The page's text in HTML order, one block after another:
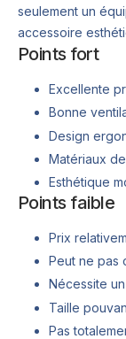
seulement un
accessoire
Points fort
Excellente
Bonne
Design
Matériaux
Esthétique
Points faible
Prix
Peut ne pas
Nécessite
Taille
Pas